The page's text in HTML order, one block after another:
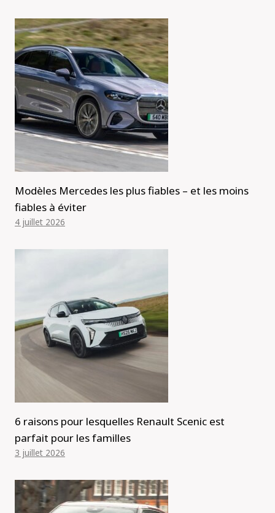
Modèles Mercedes les plus fiables – et les moins
fiables à éviter
4 juillet 2026
6 raisons pour lesquelles Renault Scenic est
parfait pour les familles
3 juillet 2026